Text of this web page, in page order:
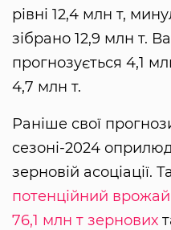
рівні 12,4 млн т,
зібрано 12,9 млн т.
прогнозується 4,1
4,7 млн т.
Раніше свої
сезоні-2024
зерновій асоціації.
потенційний врожай
76,1 млн т зернових